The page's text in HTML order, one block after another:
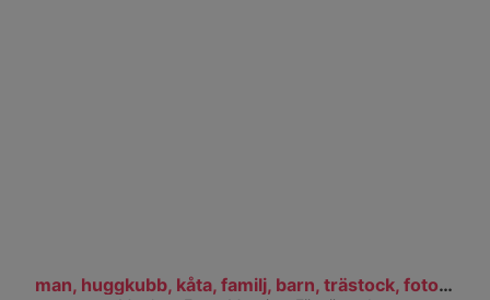
man, huggkubb, kåta, familj, barn, trästock, fotog...
Čájet dárkkes dieđuid